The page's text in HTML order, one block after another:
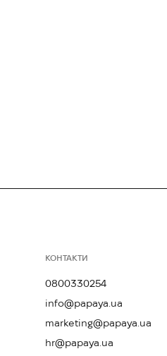
КОНТАКТИ
0800330254
info@papaya.ua
marketing@papaya.ua
hr@papaya.ua